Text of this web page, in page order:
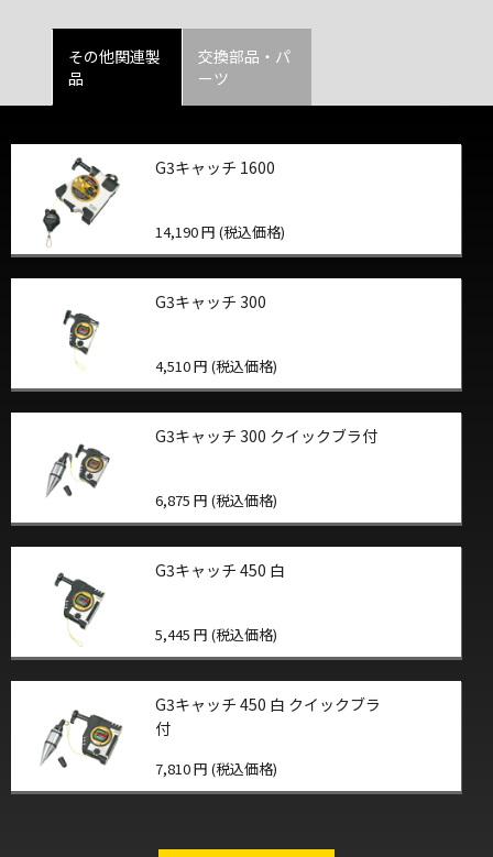
その他関連製
品
交換部品・パ
ーツ
G3キャッチ 1600
14,190 円 (税込価格)
G3キャッチ 300
4,510 円 (税込価格)
G3キャッチ 300 クイックブラ付
6,875 円 (税込価格)
G3キャッチ 450 白
5,445 円 (税込価格)
G3キャッチ 450 白 クイックブラ
付
7,810 円 (税込価格)